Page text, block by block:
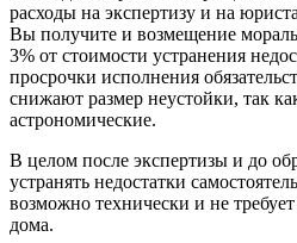
расходы на экспертизу и на
Вы получите и возмещение
3% от стоимости устранения
просрочки исполнения
снижают размер неустойки, так
астрономические.
В целом после экспертизы и до
устранять недостатки
возможно технически и не
дома.